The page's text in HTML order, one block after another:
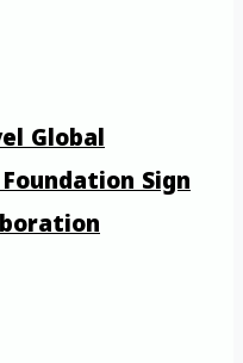
Global
Sign